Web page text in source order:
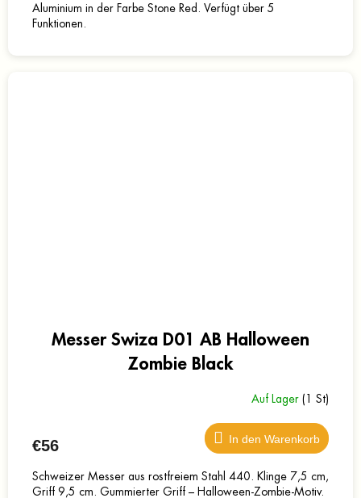
Aluminium in der Farbe Stone Red. Verfügt über 5
Funktionen.
Messer Swiza D01 AB Halloween
Zombie Black
Auf Lager (1 St)
€56 In den Warenkorb
Schweizer Messer aus rostfreiem Stahl 440. Klinge 7,5 cm,
Griff 9,5 cm. Gummierter Griff – Halloween-Zombie-Motiv.